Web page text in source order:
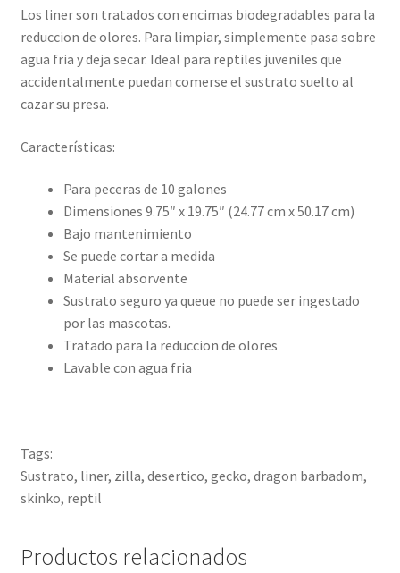
Los liner son tratados con encimas biodegradables para la
reduccion de olores. Para limpiar, simplemente pasa sobre
agua fria y deja secar. Ideal para reptiles juveniles que
accidentalmente puedan comerse el sustrato suelto al
cazar su presa.
Características:
Para peceras de 10 galones
Dimensiones 9.75″ x 19.75″ (24.77 cm x 50.17 cm)
Bajo mantenimiento
Se puede cortar a medida
Material absorvente
Sustrato seguro ya queue no puede ser ingestado
por las mascotas.
Tratado para la reduccion de olores
Lavable con agua fria
Tags:
Sustrato, liner, zilla, desertico, gecko, dragon barbadom,
skinko, reptil
Productos relacionados